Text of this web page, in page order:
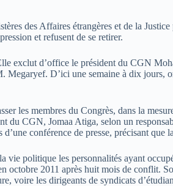
des Affaires étrangères et de la
et refusent de se retirer.
exclut d’office le président du CGN
D’ici une semaine à dix jours,
les membres du Congrès, dans la
CGN, Jomaa Atiga, selon un
conférence de presse, précisant
politique les personnalités ayant
2011 après huit mois de conflit.
voire les dirigeants de syndicats